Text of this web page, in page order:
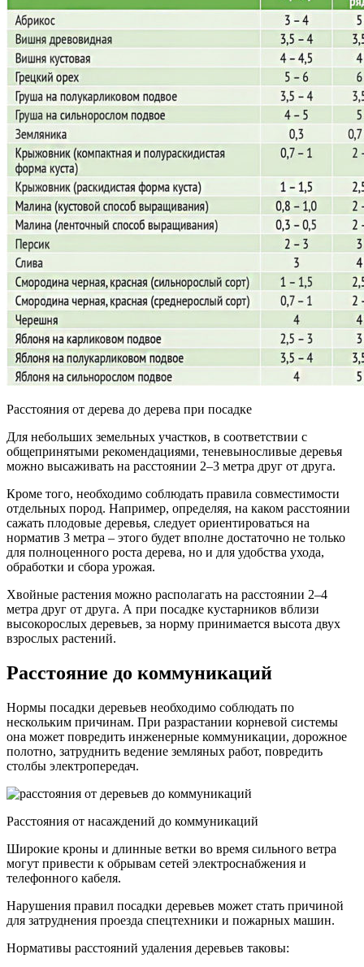
Расстояния от дерева до дерева при посадке
Для небольших земельных участков, в соответствии с
общепринятыми рекомендациями, теневыносливые деревья
можно высаживать на расстоянии 2–3 метра друг от друга.
Кроме того, необходимо соблюдать правила совместимости
отдельных пород. Например, определяя, на каком расстоянии
сажать плодовые деревья, следует ориентироваться на
норматив 3 метра – этого будет вполне достаточно не только
для полноценного роста дерева, но и для удобства ухода,
обработки и сбора урожая.
Хвойные растения можно располагать на расстоянии 2–4
метра друг от друга. А при посадке кустарников вблизи
высокорослых деревьев, за норму принимается высота двух
взрослых растений.
Расстояние до коммуникаций
Нормы посадки деревьев необходимо соблюдать по
нескольким причинам. При разрастании корневой системы
она может повредить инженерные коммуникации, дорожное
полотно, затруднить ведение земляных работ, повредить
столбы электропередач.
Расстояния от насаждений до коммуникаций
Широкие кроны и длинные ветки во время сильного ветра
могут привести к обрывам сетей электроснабжения и
телефонного кабеля.
Нарушения правил посадки деревьев может стать причиной
для затруднения проезда спецтехники и пожарных машин.
Нормативы расстояний удаления деревьев таковы: